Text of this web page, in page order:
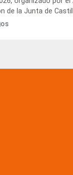
de la Junta de